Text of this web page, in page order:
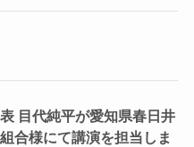
目代純平が愛知県春日井
合様にて講演を担当しま